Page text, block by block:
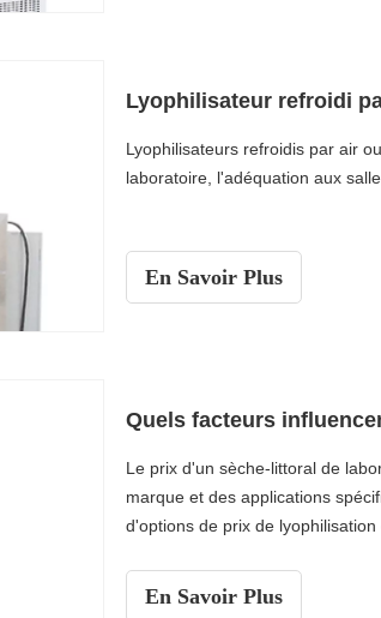
Lyophilisateurs refroidis par air
laboratoire, l'adéquation aux
En Savoir Plus
Quels facteurs
Le prix d'un sèche-littoral de
marque et des applications
d'options de prix de
En Savoir Plus